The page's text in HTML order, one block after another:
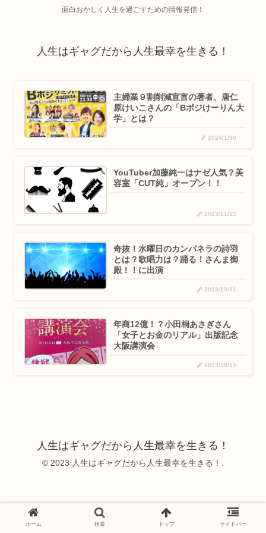
面白おかしく人生を過ごすための情報発信！
人生はギャグだから人生最幸を生きる！
主婦業９割削減宣言の著者、唐仁
原けいこさんの「Bポジけーりん大
学」とは？
2024/1/30
YouTuber加藤純一はナゼ人気？美
容室「CUT純」オープン！！
2023/11/13
奇抜！水曜日のカンパネラの詩羽
とは？歌唱力は？踊る！さんま御
殿！！に出演
2023/10/31
年商12億！？小田桐あさぎさん
「女子とお金のリアル」出版記念
大阪講演会
2023/10/15
人生はギャグだから人生最幸を生きる！
© 2023 人生はギャグだから人生最幸を生きる！.
ホーム 検索 トップ サイドバー